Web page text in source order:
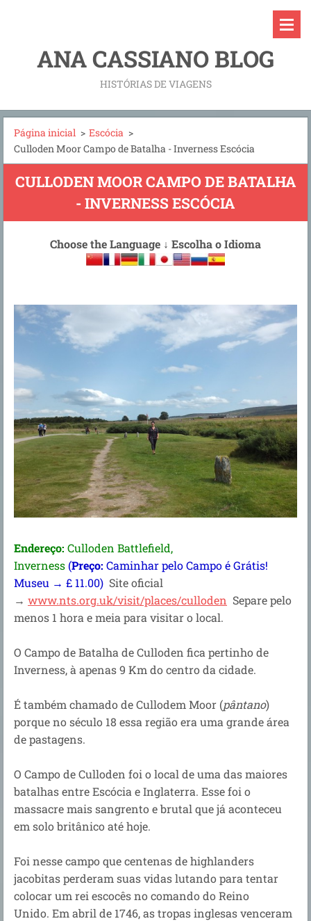
ANA CASSIANO BLOG
HISTÓRIAS DE VIAGENS
Página inicial > Escócia >
Culloden Moor Campo de Batalha - Inverness Escócia
CULLODEN MOOR CAMPO DE BATALHA
- INVERNESS ESCÓCIA
Choose the Language ↓ Escolha o Idioma
Endereço: Culloden Battlefield,
Inverness(Preço: Caminhar pelo Campo é Grátis!
Museu → £ 11.00) Site oficial
→ www.nts.org.uk/visit/places/culloden Separe pelo
menos 1 hora e meia para visitar o local.
O Campo de Batalha de Culloden fica pertinho de
Inverness, à apenas 9 Km do centro da cidade.
É também chamado de Cullodem Moor (pântano)
porque no século 18 essa região era uma grande área
de pastagens.
O Campo de Culloden foi o local de uma das maiores
batalhas entre Escócia e Inglaterra. Esse foi o
massacre mais sangrento e brutal que já aconteceu
em solo britânico até hoje.
Foi nesse campo que centenas de highlanders
jacobitas perderam suas vidas lutando para tentar
colocar um rei escocês no comando do Reino
Unido. Em abril de 1746, as tropas inglesas venceram